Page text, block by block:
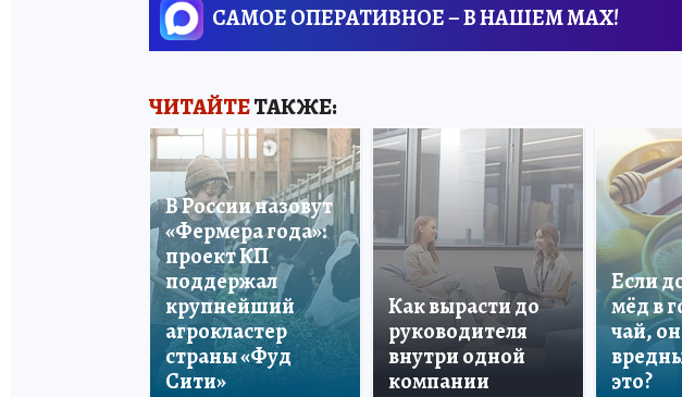
САМОЕ ОПЕРАТИВНОЕ – В НАШЕМ MAX!
ЧИТАЙТЕТАКЖЕ:
В России назовут
«Фермера года»:
проект КП
поддержал
крупнейший
агрокластер
страны «Фуд
Сити»
Как вырасти до
руководителя
внутри одной
компании
Если
мёд в
чай,
это?